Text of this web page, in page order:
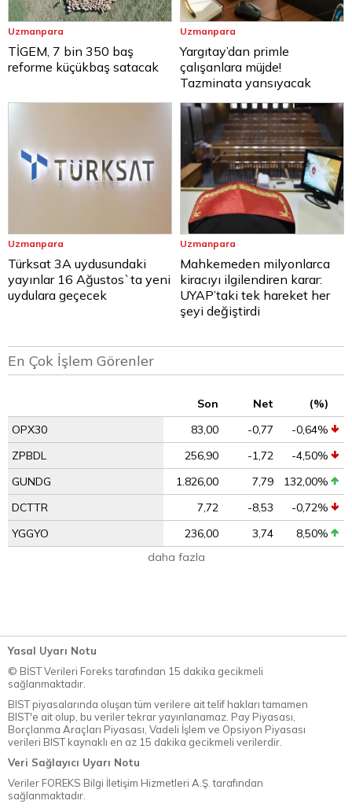
Uzmanpara
TİGEM, 7 bin 350 baş
reforme küçükbaş satacak
Uzmanpara
Yargıtay’dan primle
çalışanlara müjde!
Tazminata yansıyacak
Uzmanpara
Türksat 3A uydusundaki
yayınlar 16 Ağustos`ta yeni
uydulara geçecek
Uzmanpara
Mahkemeden milyonlarca
kiracıyı ilgilendiren karar:
UYAP’taki tek hareket her
şeyi değiştirdi
En Çok İşlem Görenler
Son Net
(%)
OPX30
83,00 -0,77
-0,64%
ZPBDL
256,90 -1,72
-4,50%
GUNDG
1.826,00 7,79
132,00%
DCTTR
7,72 -8,53
-0,72%
YGGYO
236,00 3,74
8,50%
daha fazla
Yasal Uyarı Notu
© BİST Verileri Foreks tarafından 15 dakika gecikmeli
sağlanmaktadır.
BIST piyasalarında oluşan tüm verilere ait telif hakları tamamen
BIST'e ait olup, bu veriler tekrar yayınlanamaz. Pay Piyasası,
Borçlanma Araçları Piyasası, Vadeli İşlem ve Opsiyon Piyasası
verileri BIST kaynaklı en az 15 dakika gecikmeli verilerdir.
Veri Sağlayıcı Uyarı Notu
Veriler FOREKS Bilgi İletişim Hizmetleri A.Ş. tarafından
sağlanmaktadır.